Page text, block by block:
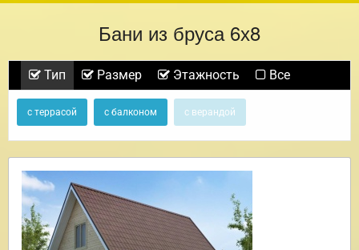
Бани из бруса 6х8
Тип Размер Этажность Все
с террасой с балконом с верандой